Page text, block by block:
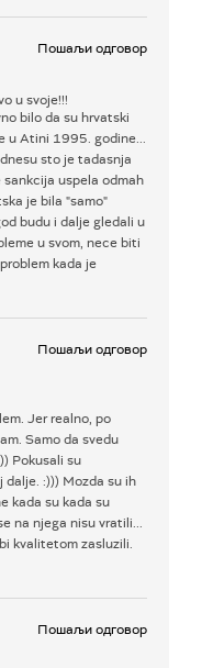
Пошаљи одговор
u svoje!!!
bilo da su hrvatski
u Atini 1995. godine...
sto je tadasnja
uspela odmah
je bila "samo"
budu i dalje gledali u
u svom, nece biti
kada je
Пошаљи одговор
Jer realno, po
Samo da svedu
Pokusali su
dalje. :))) Mozda su ih
kada su kada su
na njega nisu vratili...
kvalitetom zasluzili.
Пошаљи одговор